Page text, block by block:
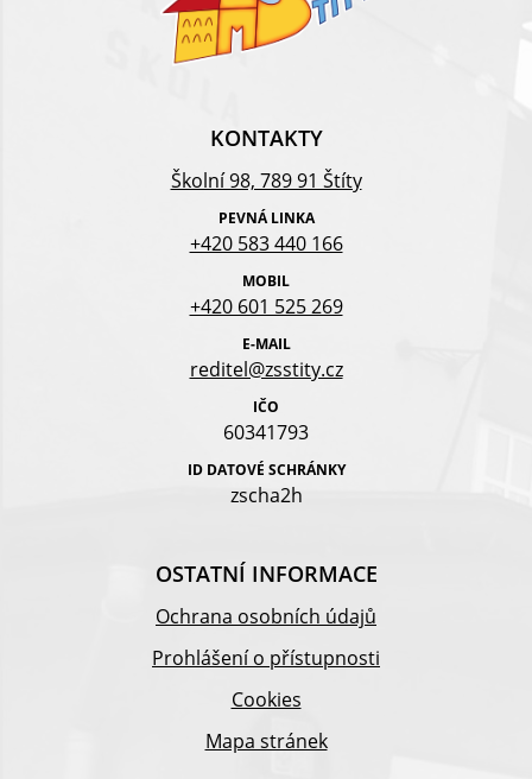
KONTAKTY
Školní 98, 789 91 Štíty
PEVNÁ LINKA
+420 583 440 166
MOBIL
+420 601 525 269
E-MAIL
reditel@zsstity.cz
IČO
60341793
ID DATOVÉ SCHRÁNKY
zscha2h
OSTATNÍ INFORMACE
Ochrana osobních údajů
Prohlášení o přístupnosti
Cookies
Mapa stránek